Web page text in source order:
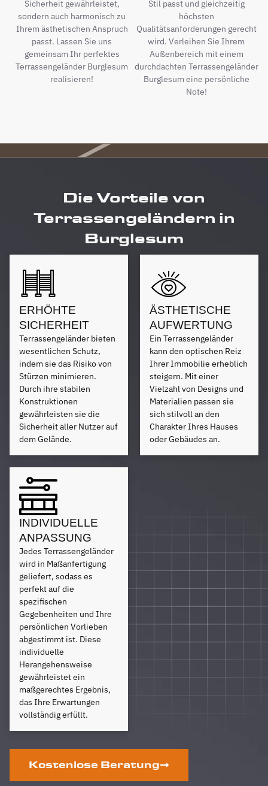
Sicherheit gewährleistet,
sondern auch harmonisch zu
Ihrem ästhetischen Anspruch
passt. Lassen Sie uns
gemeinsam Ihr perfektes
Terrassengeländer Burglesum
realisieren!
Stil passt und gleichzeitig
höchsten
Qualitätsanforderungen gerecht
wird. Verleihen Sie Ihrem
Außenbereich mit einem
durchdachten Terrassengeländer
Burglesum eine persönliche
Note!
Die Vorteile von
Terrassengeländern in
Burglesum
ERHÖHTE
SICHERHEIT
Terrassengeländer bieten
wesentlichen Schutz,
indem sie das Risiko von
Stürzen minimieren.
Durch ihre stabilen
Konstruktionen
gewährleisten sie die
Sicherheit aller Nutzer auf
dem Gelände.
ÄSTHETISCHE
AUFWERTUNG
Ein Terrassengeländer
kann den optischen Reiz
Ihrer Immobilie erheblich
steigern. Mit einer
Vielzahl von Designs und
Materialien passen sie
sich stilvoll an den
Charakter Ihres Hauses
oder Gebäudes an.
INDIVIDUELLE
ANPASSUNG
Jedes Terrassengeländer
wird in Maßanfertigung
geliefert, sodass es
perfekt auf die
spezifischen
Gegebenheiten und Ihre
persönlichen Vorlieben
abgestimmt ist. Diese
individuelle
Herangehensweise
gewährleistet ein
maßgerechtes Ergebnis,
das Ihre Erwartungen
vollständig erfüllt.
Kostenlose Beratung